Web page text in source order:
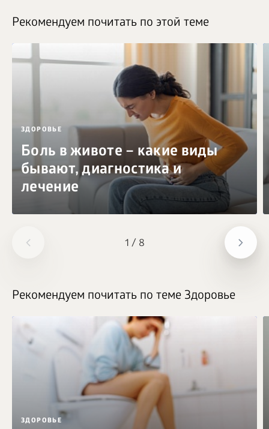
1 / 8
Рекомендуем почитать по этой теме
ЗДОРОВЬЕ
Боль в животе – какие виды
бывают, диагностика и
лечение
Рекомендуем почитать по теме Здоровье
ЗДОРОВЬЕ